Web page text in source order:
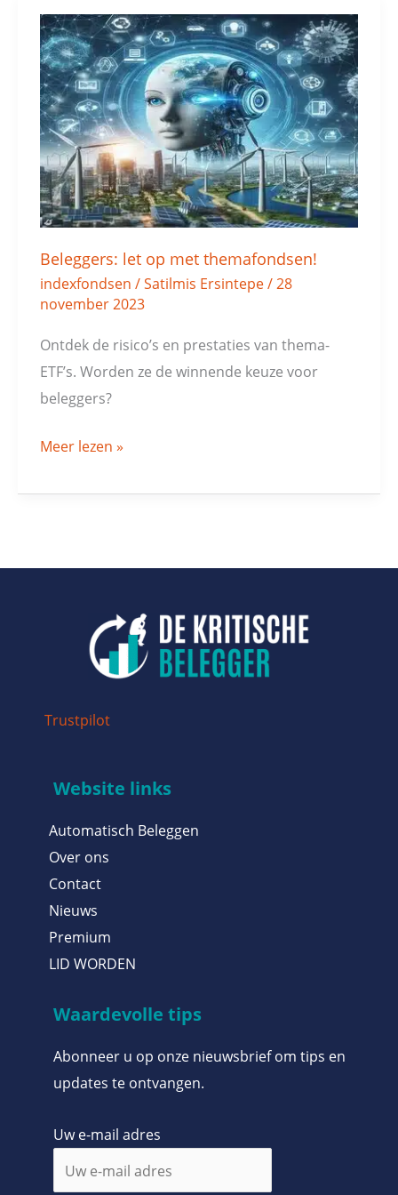
Beleggers: let op met themafondsen!
indexfondsen /Satilmis Ersintepe/28
november 2023
Ontdek de risico’s en prestaties van thema-
ETF’s. Worden ze de winnende keuze voor
beleggers?
Beleggers:
let
op
met
themafondsen!
Meer lezen »
Trustpilot
Website links
Automatisch Beleggen
Over ons
Contact
Nieuws
Premium
LID WORDEN
Waardevolle tips
Abonneer u op onze nieuwsbrief om tips en
updates te ontvangen.
Uw e-mail adres